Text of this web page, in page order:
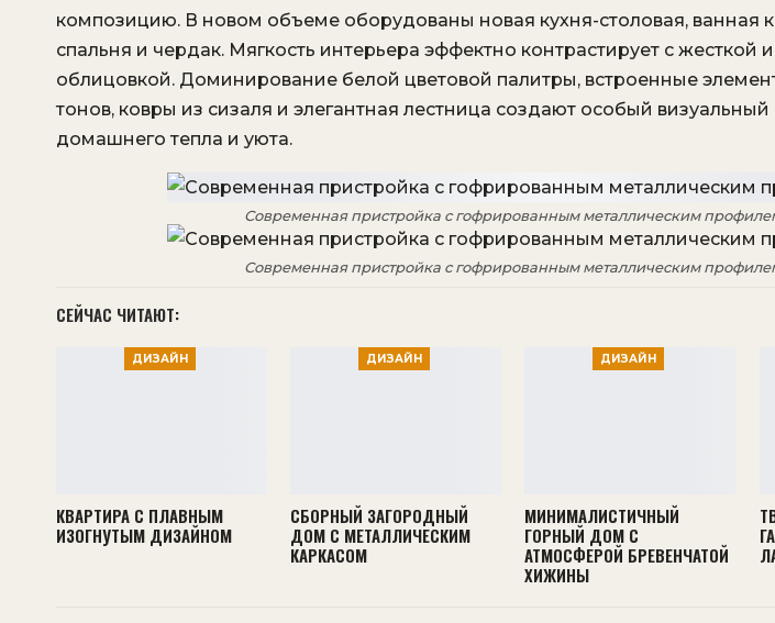
композицию. В новом объеме оборудованы новая кухня-столовая, ванная
спальня и чердак. Мягкость интерьера эффектно контрастирует с жесткой
облицовкой. Доминирование белой цветовой палитры, встроенные
тонов, ковры из сизаля и элегантная лестница создают особый
домашнего тепла и уюта.
Современная пристройка с гофрированным металлическим
Современная пристройка с гофрированным металлическим
СЕЙЧАС ЧИТАЮТ:
ДИЗАЙН
КВАРТИРА С ПЛАВНЫМ
ИЗОГНУТЫМ ДИЗАЙНОМ
ДИЗАЙН
СБОРНЫЙ ЗАГОРОДНЫЙ
ДОМ С МЕТАЛЛИЧЕСКИМ
КАРКАСОМ
ДИЗАЙН
МИНИМАЛИСТИЧНЫЙ
ГОРНЫЙ ДОМ С
АТМОСФЕРОЙ БРЕВЕНЧАТОЙ
ХИЖИНЫ